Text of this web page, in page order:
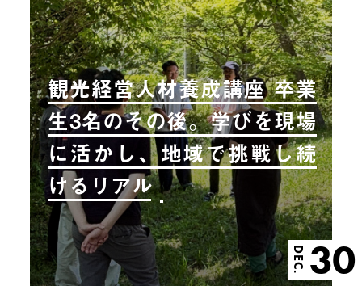
観光経営人材養成講座 卒業
生3名のその後。学びを現場
に活かし、地域で挑戦し続
けるリアル
DEC. 30